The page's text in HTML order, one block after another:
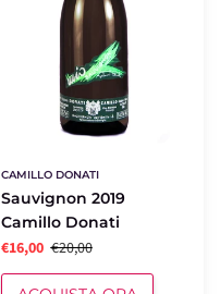
CAMILLO DONATI
Sauvignon 2019
Camillo Donati
€16,00 €20,00